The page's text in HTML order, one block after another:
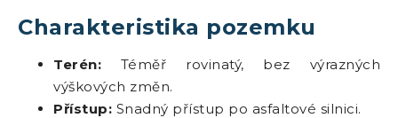
Charakteristika pozemku
Terén: Téměř rovinatý, bez výrazných
výškových změn.
Přístup: Snadný přístup po asfaltové silnici.